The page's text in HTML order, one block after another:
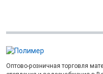
Оптово-розничная торговля